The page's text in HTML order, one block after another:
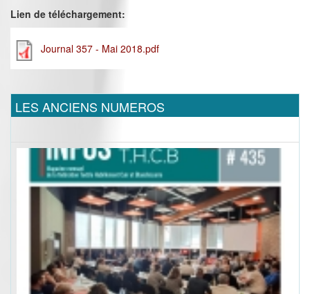
Lien de téléchargement:
Journal 357 - Mai 2018.pdf
LES ANCIENS NUMEROS